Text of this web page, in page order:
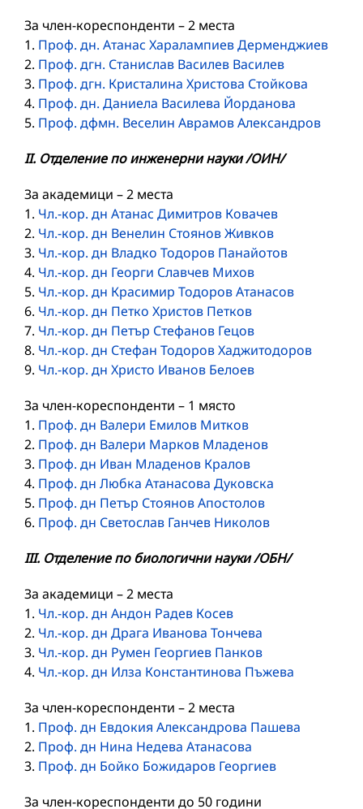
За член-кореспонденти – 2 места
1. Проф. дн. Атанас Харалампиев Дерменджиев
2. Проф. дгн. Станислав Василев Василев
3. Проф. дгн. Кристалина Христова Стойкова
4. Проф. дн. Даниела Василева Йорданова
5. Проф. дфмн. Веселин Аврамов Александров
II. Отделение по инженерни науки /ОИН/
За академици – 2 места
1. Чл.-кор. дн Атанас Димитров Ковачев
2. Чл.-кор. дн Венелин Стоянов Живков
3. Чл.-кор. дн Владко Тодоров Панайотов
4. Чл.-кор. дн Георги Славчев Михов
5. Чл.-кор. дн Красимир Тодоров Атанасов
6. Чл.-кор. дн Петко Христов Петков
7. Чл.-кор. дн Петър Стефанов Гецов
8. Чл.-кор. дн Стефан Тодоров Хаджитодоров
9. Чл.-кор. дн Христо Иванов Белоев
За член-кореспонденти – 1 място
1. Проф. дн Валери Емилов Митков
2. Проф. дн Валери Марков Младенов
3. Проф. дн Иван Младенов Кралов
4. Проф. дн Любка Атанасова Дуковска
5. Проф. дн Петър Стоянов Апостолов
6. Проф. дн Светослав Ганчев Николов
III. Отделение по биологични науки /ОБН/
За академици – 2 места
1. Чл.-кор. дн Андон Радев Косев
2. Чл.-кор. дн Драга Иванова Тончева
3. Чл.-кор. дн Румен Георгиев Панков
4. Чл.-кор. дн Илза Константинова Пъжева
За член-кореспонденти – 2 места
1. Проф. дн Евдокия Александрова Пашева
2. Проф. дн Нина Недева Атанасова
3. Проф. дн Бойко Божидаров Георгиев
За член-кореспонденти до 50 години